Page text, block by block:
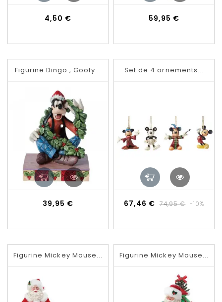
4,50 €Prix 59,95 €Prix
Figurine Dingo , Goofy...
39,95 €Prix
Set de 4 ornements...
67,46 € Prix
base
74,95 € Prix
-10%
Figurine Mickey Mouse... Figurine Mickey Mouse...